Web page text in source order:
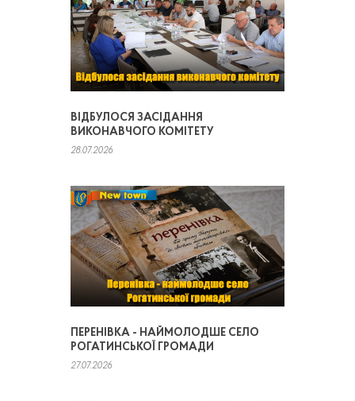
ВІДБУЛОСЯ ЗАСІДАННЯ
ВИКОНАВЧОГО КОМІТЕТУ
28.07.2026
ПЕРЕНІВКА - НАЙМОЛОДШЕ СЕЛО
РОГАТИНСЬКОЇ ГРОМАДИ
27.07.2026